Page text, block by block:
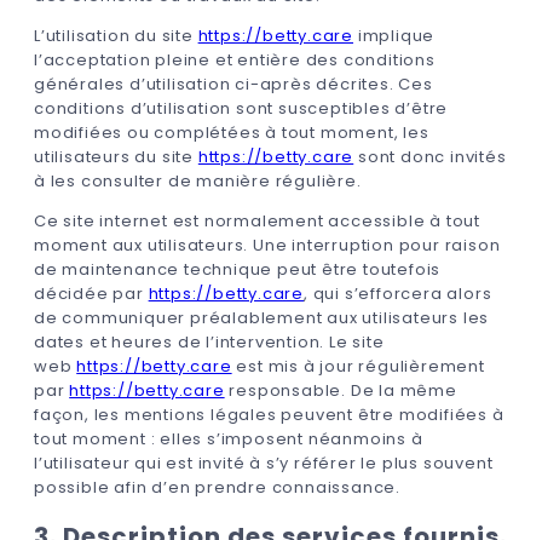
L’utilisation du site https://betty.care implique
l’acceptation pleine et entière des conditions
générales d’utilisation ci-après décrites. Ces
conditions d’utilisation sont susceptibles d’être
modifiées ou complétées à tout moment, les
utilisateurs du site https://betty.care sont donc invités
à les consulter de manière régulière.
Ce site internet est normalement accessible à tout
moment aux utilisateurs. Une interruption pour raison
de maintenance technique peut être toutefois
décidée par https://betty.care, qui s’efforcera alors
de communiquer préalablement aux utilisateurs les
dates et heures de l’intervention. Le site
webhttps://betty.care est mis à jour régulièrement
parhttps://betty.care responsable. De la même
façon, les mentions légales peuvent être modifiées à
tout moment : elles s’imposent néanmoins à
l’utilisateur qui est invité à s’y référer le plus souvent
possible afin d’en prendre connaissance.